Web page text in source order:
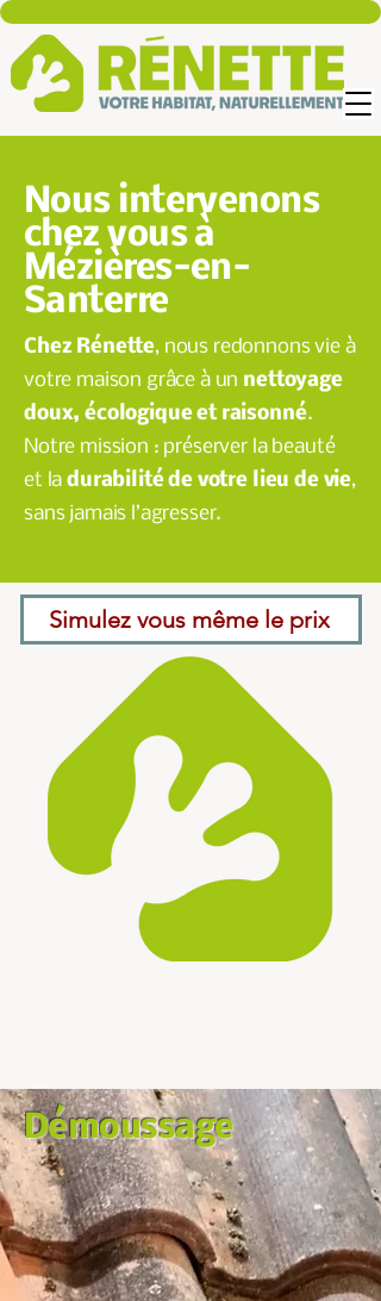
Nous intervenons
chez vous à
Mézières-en-
Santerre
Chez Rénette, nous redonnons vie à
votre maison grâce à un nettoyage
doux, écologique et raisonné.
Notre mission : préserver la beauté
et ladurabilité de votre lieu de vie,
sans jamais l’agresser.
Simulez vous même le prix
Démoussage